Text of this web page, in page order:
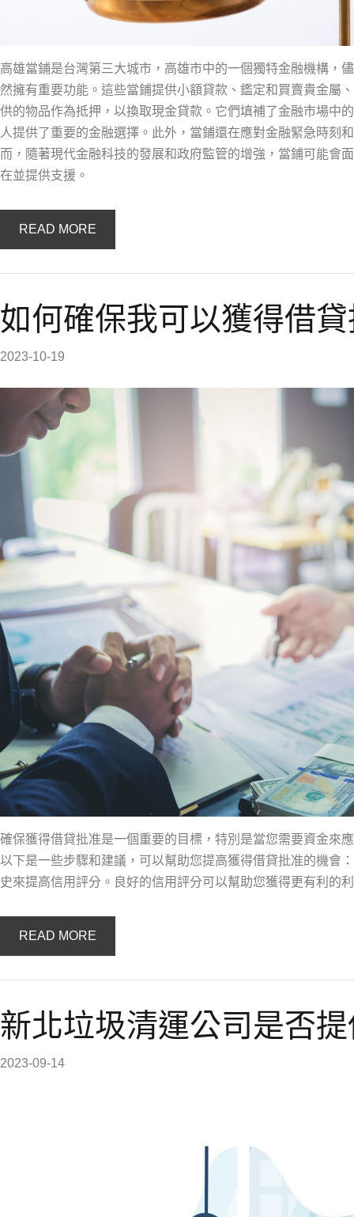
高雄當鋪是台灣第三大城市，高雄市中的一個獨特金融機構，
然擁有重要功能。這些當鋪提供小額貸款、鑑定和買賣貴金屬
供的物品作為抵押，以換取現金貸款。它們填補了金融市場中
人提供了重要的金融選擇。此外，當鋪還在應對金融緊急時刻
而，隨著現代金融科技的發展和政府監管的增強，當鋪可能會
在並提供支援。
READ MORE
如何確保我可以獲得借
2023-10-19
確保獲得借貸批准是一個重要的目標，特別是當您需要資金來
以下是一些步驟和建議，可以幫助您提高獲得借貸批准的機會
史來提高信用評分。良好的信用評分可以幫助您獲得更有利的
READ MORE
新北垃圾清運公司是否
2023-09-14